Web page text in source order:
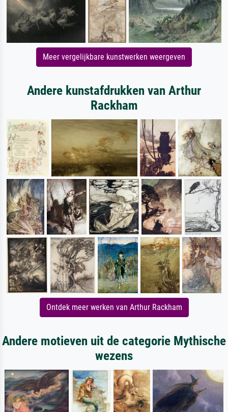
Meer vergelijkbare kunstwerken weergeven
Andere kunstafdrukken van Arthur
Rackham
Ontdek meer werken van Arthur Rackham
Andere motieven uit de categorie Mythische
wezens